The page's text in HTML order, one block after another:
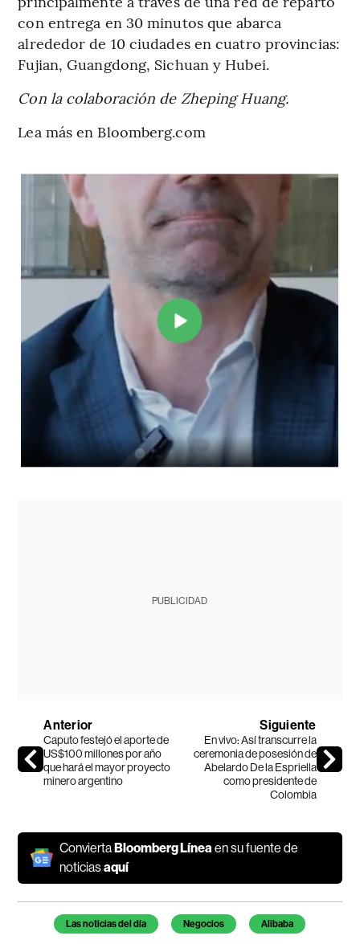
con entrega en 30 minutos que abarca
alrededor de 10 ciudades en cuatro provincias:
Fujian, Guangdong, Sichuan y Hubei.
Con la colaboración de Zheping Huang.
Lea más en Bloomberg.com
PUBLICIDAD
Anterior
Caputo festejó el aporte de
US$100 millones por año
que hará el mayor proyecto
minero argentino
Siguiente
En vivo: Así transcurre la
ceremonia de posesión de
Abelardo De la Espriella
como presidente de
Colombia
ConviertaBloomberg Línea en su fuente de
noticiasaquí
Temas de este artículo
Las noticias del día Negocios Alibaba